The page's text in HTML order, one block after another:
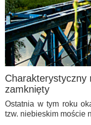
Charakterystyczny
zamknięty
Ostatnia w tym roku
tzw. niebieskim moście